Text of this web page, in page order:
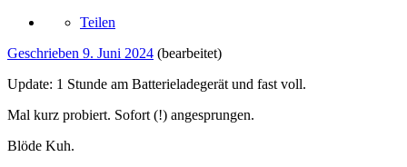
Teilen
Geschrieben 9. Juni 2024 (bearbeitet)
Update: 1 Stunde am Batterieladegerät und fast voll.
Mal kurz probiert. Sofort (!) angesprungen.
Blöde Kuh.